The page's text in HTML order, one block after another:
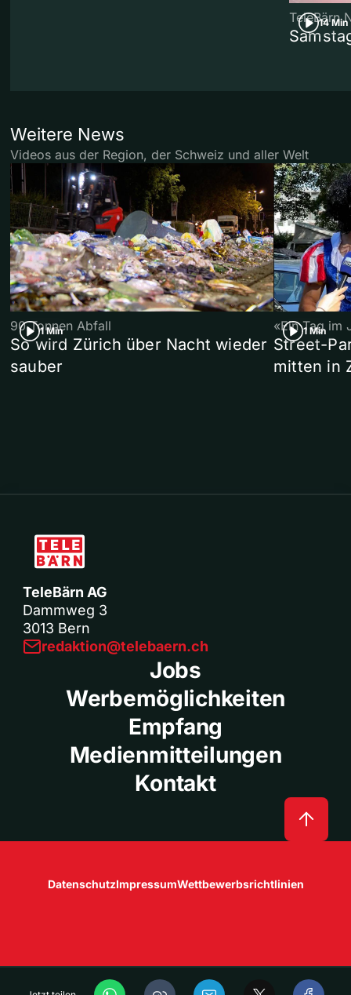
14 Min
TeleBärn
Weitere News
Videos aus der Region, der Schweiz und aller Welt
1 Min
90 Tonnen Abfall
So wird Zürich über Nacht wieder
sauber
1 Min
«Ein Tag im
Street-
mitten in
TeleBärn AG
Dammweg 3
3013 Bern
redaktion@telebaern.ch
Jobs
Werbemöglichkeiten
Empfang
Medienmitteilungen
Kontakt
DatenschutzImpressumWettbewerbsrichtlinien